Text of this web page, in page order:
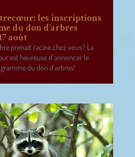
les inscriptions
du don d’arbres
août
prenait racine chez vous? La
est heureuse d’annoncer le
du don d’arbres!